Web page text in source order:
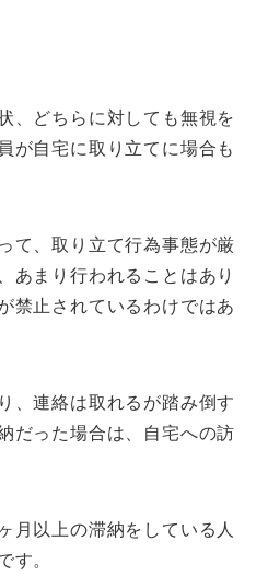
、どちらに対しても無視を
が自宅に取り立てに場合も
て、取り立て行為事態が厳
あまり行われることはあり
禁止されているわけではあ
、連絡は取れるが踏み倒す
だった場合は、自宅への訪
月以上の滞納をしている人
す。